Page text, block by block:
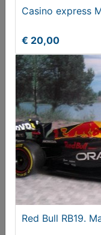
Van den Heuvel
Casino express
€ 20,00
Red